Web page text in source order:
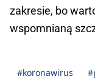
zakresie, bo
wspomnianą
#koronawirus